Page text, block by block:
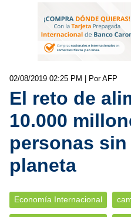
02/08/2019 02:25 PM | Por AFP
El reto de
10.000
personas
planeta
Economía Internacional